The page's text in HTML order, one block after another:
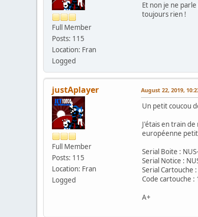
Full Member
Posts: 115
Location: Fran
Logged
Et non je ne
toujours rien !
justAplayer
Full Member
Posts: 115
Location: Fran
Logged
August 22, 2019,
Un petit coucou
J'étais en train
européenne
Serial Boite :
Serial Notice :
Serial Cartouche :
Code cartouche :
A+